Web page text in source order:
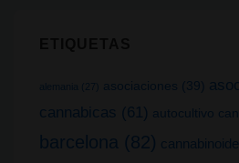
alemania (27) asociaciones (39)
cannabicas (61) autocultivo
barcelona (82)